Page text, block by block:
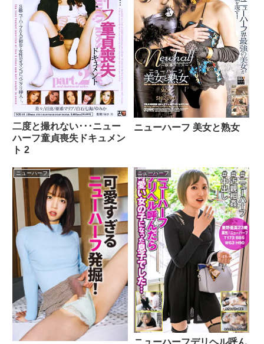
二度と撮れない･･･ニュー
ハーフ童貞喪失ドキュメン
ト 2
ニューハーフ 美女と熟女
ニューハーフ ニューハーフ